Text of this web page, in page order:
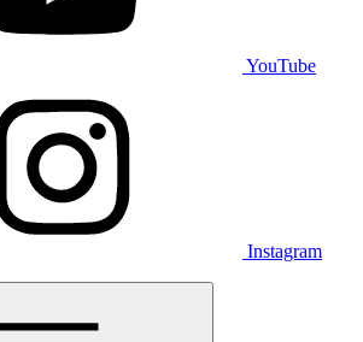
YouTube
Instagram